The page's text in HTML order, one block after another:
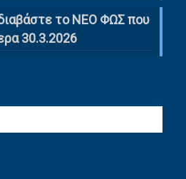
το ΝΕΟ ΦΩΣ που
30.3.2026